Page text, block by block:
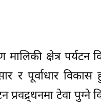
मालिकी क्षेत्र पर्यटन
र पूर्वाधार
टेवा पुग्ने